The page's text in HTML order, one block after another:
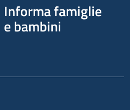
Informa famiglie
e bambini